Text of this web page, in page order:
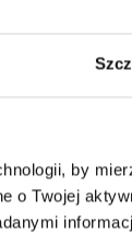
by
o Twojej
Model